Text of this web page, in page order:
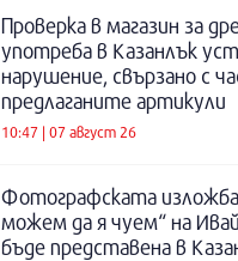
Проверка в магазин за
употреба в Казанлък
нарушение, свързано с
предлаганите артикули
10:47 | 07 август 26
Фотографската
можем да я чуем“ на
бъде представена в